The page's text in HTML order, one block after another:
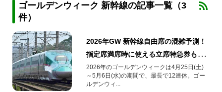
ゴールデンウィーク 新幹線の記事一覧（3
件）
2026年GW 新幹線自由席の混雑予測！
指定席満席時に使える立席特急券も解
説
2026年のゴールデンウィークは4月25日(土)
～5月6日(水)の期間で、最長で12連休。ゴー
ルデンウィ...